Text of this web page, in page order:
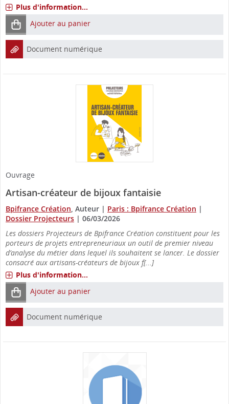
Plus d'information...
Ajouter au panier
Document numérique
Ouvrage
Artisan-créateur de bijoux fantaisie
Bpifrance Création , Auteur | Paris : Bpifrance Création |
Dossier Projecteurs | 06/03/2026
Les dossiers Projecteurs de Bpifrance Création constituent pour les
porteurs de projets entrepreneuriaux un outil de premier niveau
d’analyse du métier dans lequel ils souhaitent se lancer. Le dossier
consacré aux artisans-créateurs de bijoux f[...]
Plus d'information...
Ajouter au panier
Document numérique